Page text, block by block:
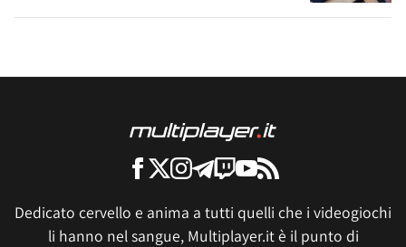
Dedicato cervello e anima a tutti quelli che i videogiochi
li hanno nel sangue, Multiplayer.it è il punto di